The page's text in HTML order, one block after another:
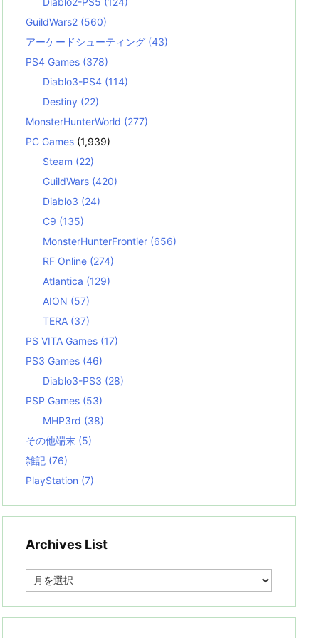
GuildWars2 (560)
アーケードシューティング (43)
PS4 Games (378)
Diablo3-PS4 (114)
Destiny (22)
MonsterHunterWorld (277)
PC Games (1,939)
Steam (22)
GuildWars (420)
Diablo3 (24)
C9 (135)
MonsterHunterFrontier (656)
RF Online (274)
Atlantica (129)
AION (57)
TERA (37)
PS VITA Games (17)
PS3 Games (46)
Diablo3-PS3 (28)
PSP Games (53)
MHP3rd (38)
その他端末 (5)
雑記 (76)
PlayStation (7)
Archives List